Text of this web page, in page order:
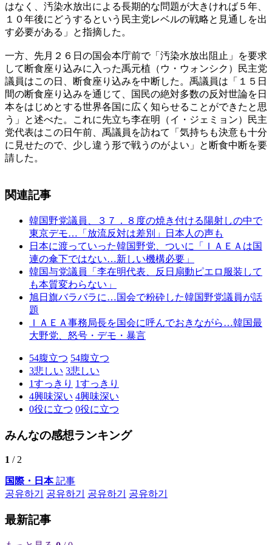
はなく、汚染水放出による長期的な問題が大きければ５年、
１０年後にどうするという民主党レベルの戦略と見通しを出
す必要がある」と指摘した。
一方、先月２６日の国会本庁前で「汚染水放出阻止」を要求
して断食座り込みに入った禹元植（ウ・ウォンシク）民主党
議員はこの日、断食座り込みを中断した。禹議員は「１５日
間の断食座り込みを通じて、国民の絶対多数の反対世論を日
本をはじめとする世界各国に広く知らせることができたと思
う」と述べた。これに先立ち李在明（イ・ジェミョン）民主
党代表はこの日午前、禹議員を訪ねて「気持ちも決意も十分
に見せたので、少し違う形で戦うのがよい」と断食中断を要
請した。
関連記事
韓国野党議員、３７．８度の焼き付ける陽射しの中で
東京デモ…「放流反対は差別」日本人の声も
日本に渡っていった韓国野党、ついに「ＩＡＥＡは国
連の傘下ではない…新しい機構必要」
韓国与党議員「李在明代表、反日扇動ピエロ服装して
も本質変わらない」
旭日旗バラバラに…国会で粉砕した韓国野党議員が話
題
ＩＡＥＡ事務局長を国会に呼んでおきながら…韓国最
大野党、怒号・デモ・暴言
54腹立つ 54腹立つ
3悲しい 3悲しい
1すっきり 1すっきり
4興味深い 4興味深い
0役に立つ 0役に立つ
みんなの感想ランキング
1 / 2
国際・日本記事
공유하기
공유하기 공유하기 공유하기
最新記事